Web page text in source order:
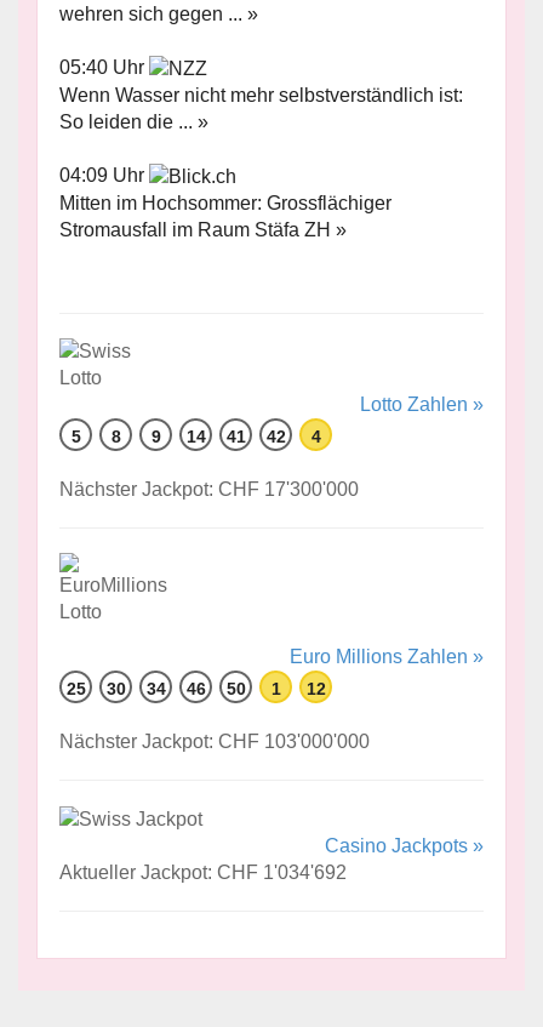
wehren sich gegen ... »
05:40 Uhr
Wenn Wasser nicht mehr selbstverständlich ist:
So leiden die ... »
04:09 Uhr
Mitten im Hochsommer: Grossflächiger
Stromausfall im Raum Stäfa ZH »
Lotto Zahlen »
5 8 9 14 41 42 4
Nächster Jackpot: CHF 17'300'000
Euro Millions Zahlen »
25 30 34 46 50 1 12
Nächster Jackpot: CHF 103'000'000
Casino Jackpots »
Aktueller Jackpot: CHF 1'034'692